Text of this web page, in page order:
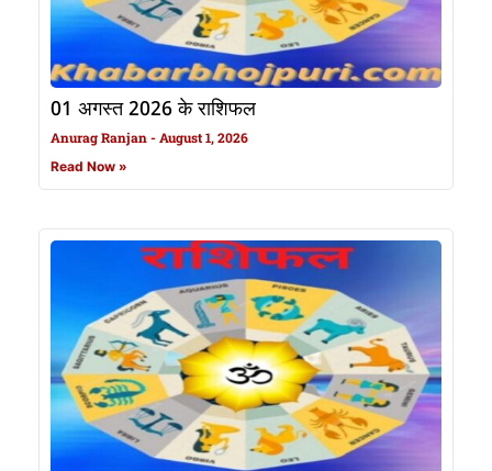
01 अगस्त 2026 के राशिफल
Anurag Ranjan August 1, 2026
Read Now »